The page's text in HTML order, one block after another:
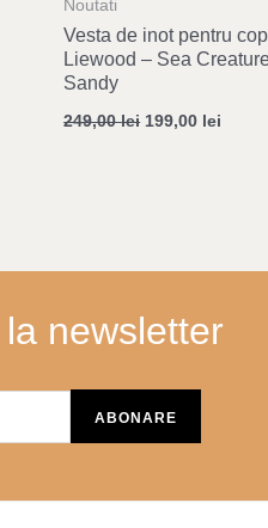
Noutati
Vesta de inot pentru
Liewood – Sea
Sandy
249,00lei 199,00 lei
newsletter